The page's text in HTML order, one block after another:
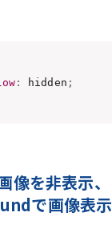
: hidden ;
像を非表示、
で画像表示